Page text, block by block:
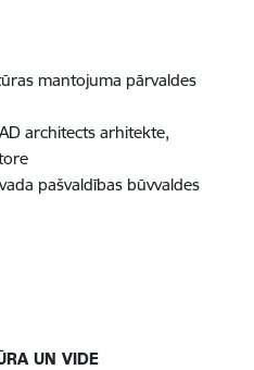
mantojuma pārvaldes
architects arhitekte,
pašvaldības būvvaldes
UN VIDE